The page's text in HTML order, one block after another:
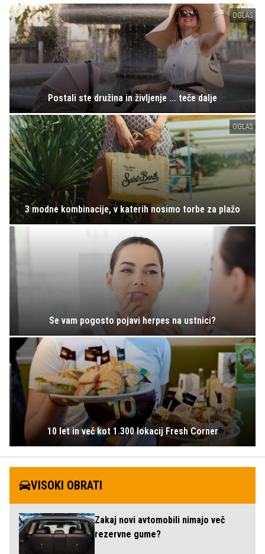
OGLAS
Postali ste družina in življenje ... teče dalje
OGLAS
3 modne kombinacije, v katerih nosimo torbe za plažo
Se vam pogosto pojavi herpes na ustnici?
10 let in več kot 1.300 lokacij Fresh Corner
VISOKI OBRATI
Zakaj novi avtomobili nimajo več
rezervne gume?